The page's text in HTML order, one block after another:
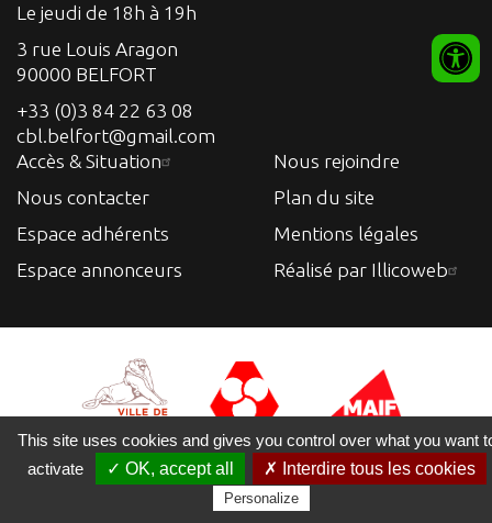
Le jeudi de 18h à 19h
3 rue Louis Aragon
90000 BELFORT
+33 (0)3 84 22 63 08
cbl.belfort@gmail.com
Accès & Situation
Nous contacter
Espace adhérents
Espace annonceurs
Nous rejoindre
Plan du site
Mentions légales
Réalisé par Illicoweb
This site uses cookies and gives you control over what you want
activate
✓ OK, accept all ✗ Interdire tous les cookies
Personalize